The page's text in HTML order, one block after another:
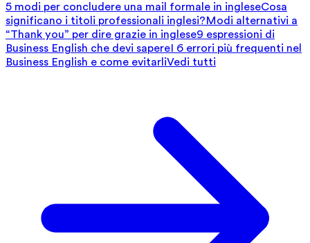
5 modi per concludere una mail formale in ingleseCosa
significano i titoli professionali inglesi?Modi alternativi a
“Thank you” per dire grazie in inglese9 espressioni di
Business English che devi sapereI 6 errori più frequenti nel
Business English e come evitarliVedi tutti